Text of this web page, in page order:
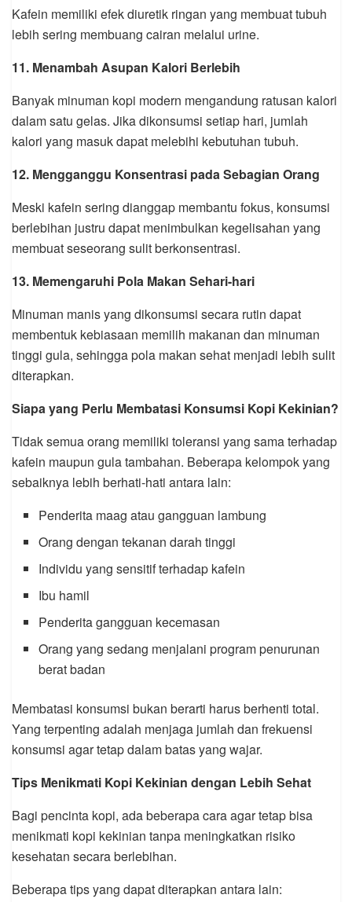
Kafein memiliki efek diuretik ringan yang membuat tubuh
lebih sering membuang cairan melalui urine.
11. Menambah Asupan Kalori Berlebih
Banyak minuman kopi modern mengandung ratusan kalori
dalam satu gelas. Jika dikonsumsi setiap hari, jumlah
kalori yang masuk dapat melebihi kebutuhan tubuh.
12. Mengganggu Konsentrasi pada Sebagian Orang
Meski kafein sering dianggap membantu fokus, konsumsi
berlebihan justru dapat menimbulkan kegelisahan yang
membuat seseorang sulit berkonsentrasi.
13. Memengaruhi Pola Makan Sehari-hari
Minuman manis yang dikonsumsi secara rutin dapat
membentuk kebiasaan memilih makanan dan minuman
tinggi gula, sehingga pola makan sehat menjadi lebih sulit
diterapkan.
Siapa yang Perlu Membatasi Konsumsi Kopi Kekinian?
Tidak semua orang memiliki toleransi yang sama terhadap
kafein maupun gula tambahan. Beberapa kelompok yang
sebaiknya lebih berhati-hati antara lain:
Penderita maag atau gangguan lambung
Orang dengan tekanan darah tinggi
Individu yang sensitif terhadap kafein
Ibu hamil
Penderita gangguan kecemasan
Orang yang sedang menjalani program penurunan
berat badan
Membatasi konsumsi bukan berarti harus berhenti total.
Yang terpenting adalah menjaga jumlah dan frekuensi
konsumsi agar tetap dalam batas yang wajar.
Tips Menikmati Kopi Kekinian dengan Lebih Sehat
Bagi pencinta kopi, ada beberapa cara agar tetap bisa
menikmati kopi kekinian tanpa meningkatkan risiko
kesehatan secara berlebihan.
Beberapa tips yang dapat diterapkan antara lain: